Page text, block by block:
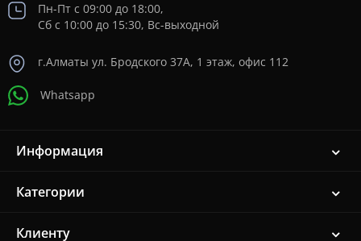
Пн-Пт с 09:00 до 18:00,
Сб с 10:00 до 15:30, Вс-выходной
г.Алматы ул. Бродского 37A, 1 этаж, офис 112
Whatsapp
Информация
Категории
Клиенту